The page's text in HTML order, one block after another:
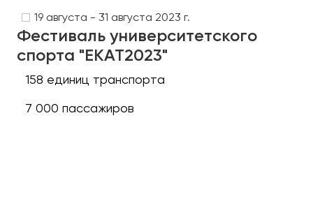
19 августа - 31 августа 2023 г.
Фестиваль университетского
спорта "ЕКАТ2023"
158 единиц транспорта
7 000 пассажиров